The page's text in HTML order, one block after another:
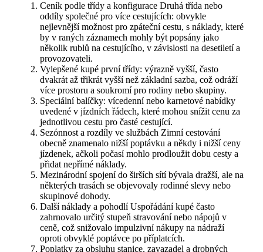
Ceník podle třídy a konfigurace Druhá třída nebo
oddíly společné pro více cestujících: obvykle
nejlevnější možnost pro zpáteční cestu, s náklady, které
by v raných záznamech mohly být popsány jako
několik rublů na cestujícího, v závislosti na desetiletí a
provozovateli.
Vylepšené kupé první třídy: výrazně vyšší, často
dvakrát až třikrát vyšší než základní sazba, což odráží
více prostoru a soukromí pro rodiny nebo skupiny.
Speciální balíčky: vícedenní nebo karnetové nabídky
uvedené v jízdních řádech, které mohou snížit cenu za
jednotlivou cestu pro časté cestující.
Sezónnost a rozdíly ve službách Zimní cestování
obecně znamenalo nižší poptávku a někdy i nižší ceny
jízdenek, ačkoli počasí mohlo prodloužit dobu cesty a
přidat nepřímé náklady.
Mezinárodní spojení do širších sítí bývala dražší, ale na
některých trasách se objevovaly rodinné slevy nebo
skupinové dohody.
Další náklady a pohodlí Uspořádání kupé často
zahrnovalo určitý stupeň stravování nebo nápojů v
ceně, což snižovalo impulzivní nákupy na nádraží
oproti obvyklé poptávce po příplatcích.
Poplatky za obsluhu stanice, zavazadel a drobných